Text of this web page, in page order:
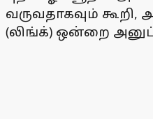
வருவதாகவும்
(லிங்க்) ஒன்றை